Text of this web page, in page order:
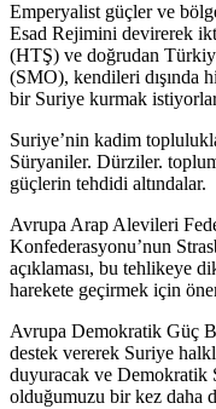
Emperyalist güçler ve
Esad Rejimini devirerek
(HTŞ) ve doğrudan
(SMO), kendileri dışında
bir Suriye kurmak
Suriye’nin kadim
Süryaniler. Dürziler.
güçlerin tehdidi altındalar.
Avrupa Arap Alevileri
Konfederasyonu’nun
açıklaması, bu tehlikeye
harekete geçirmek için
Avrupa Demokratik Güç
destek vererek Suriye
duyuracak ve Demokratik
olduğumuzu bir kez daha